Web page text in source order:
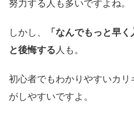
努力する人も多いですよね。
しかし、
「なんでもっと早
と後悔する 人も。
初心者でもわかりやすいカ
がしやすいですよ。